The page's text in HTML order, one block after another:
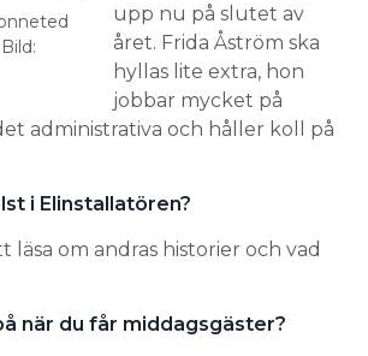
upp nu på slutet av
året. Frida Åström ska
hyllas lite extra, hon
jobbar mycket på
administrativa och håller koll på
i Elinstallatören?
läsa om andras historier och vad
när du får middagsgäster?